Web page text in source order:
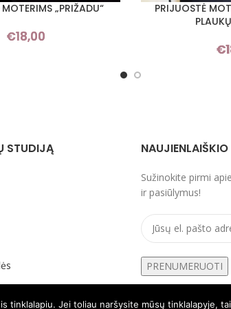
„PRIŽADU“
€18,00
PASIRINKTI SAVYBES
PRIJUOSTĖ
€
STUDIJĄ
Sužinokite pirmi
ir pasiūlymus!
tinklalapiu. Jei toliau naršysite mūsų tinklalapyje,